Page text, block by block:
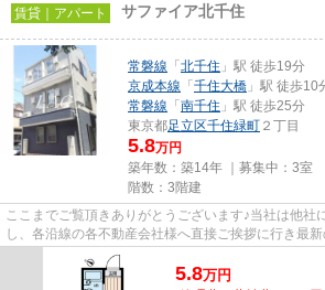
賃貸｜アパート サファイア北千住
常磐線 「 北千住 」駅 徒歩19分
京成本線 「 千住大橋 」駅 徒歩10
常磐線 「 南千住 」駅 徒歩25分
東京都足立区千住緑町 ２丁目
5.8万円
築年数：築14年 ｜募集中： 3室
階数：3階建
ここまでご覧頂きありがとうございます♪当社は他社
し、各沿線の各不動産会社様へ直接ご挨拶に行き最
しております！最新の情報は...
5.8万円